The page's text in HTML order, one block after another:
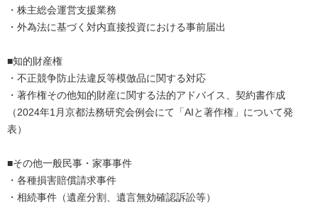
・株主総会運営支援業務
・外為法に基づく対内直接投資における事前届出
■知的財産権
・不正競争防止法違反等模倣品に関する対応
・著作権その他知的財産に関する法的アドバイス、契約書作成
（2024年1月京都法務研究会例会にて「AIと著作権」について発
表）
■その他一般民事・家事事件
・各種損害賠償請求事件
・相続事件（遺産分割、遺言無効確認訴訟等）